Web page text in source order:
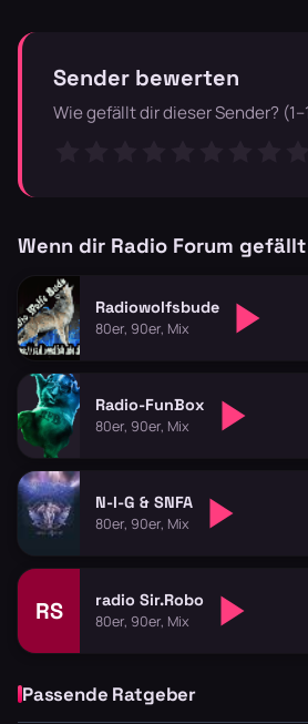
Sender bewerten
Wie gefällt dir dieser Sender?
Wenn dir Radio Forum gefällt
Radiowolfsbude
80er, 90er, Mix
Radio-FunBox
80er, 90er, Mix
N-I-G & SNFA
80er, 90er, Mix
RS radio Sir.Robo
80er, 90er, Mix
Passende Ratgeber